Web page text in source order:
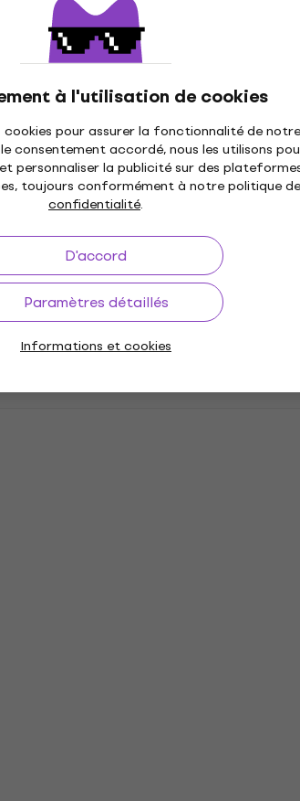
à l'utilisation de cookies
cookies pour assurer la fonctionnalité de notre
consentement accordé, nous les utilisons
personnaliser la publicité sur des
toujours conformément à notre politique de
confidentialité.
D'accord
Paramètres détaillés
Informations et cookies
vinyles Casquettes musique